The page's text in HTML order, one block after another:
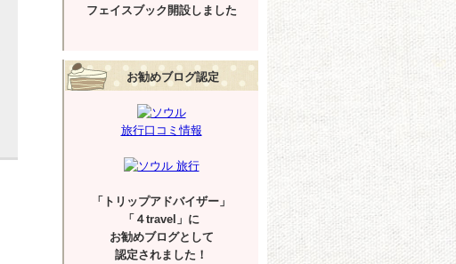
フェイスブック開設しました
お勧めブログ認定
旅行口コミ情報
「トリップアドバイザー」
「４travel」に
お勧めブログとして
認定されました！